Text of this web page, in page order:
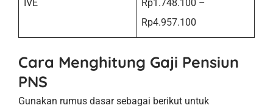
IVE
Rp1.748.100 –
Rp4.957.100
Cara Menghitung Gaji Pensiun
PNS
Gunakan rumus dasar sebagai berikut untuk